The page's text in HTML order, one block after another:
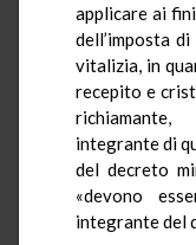
applicare ai
dell’imposta
vitalizia, in
recepito e
integrante di
del decreto
«devono
integrante del